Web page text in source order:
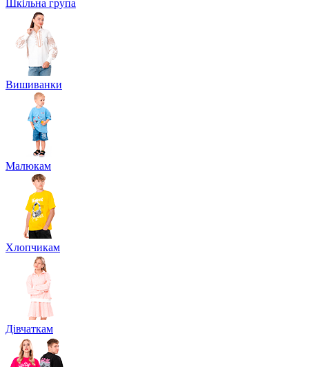
Шкільна група
Вишиванки
Малюкам
Хлопчикам
Дівчаткам